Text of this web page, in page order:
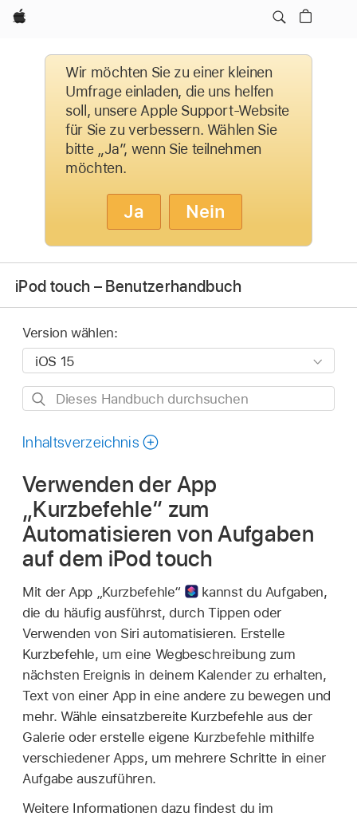
Apple
Wir möchten Sie zu einer kleinen
Umfrage einladen, die uns helfen
soll, unsere Apple Support-Website
für Sie zu verbessern. Wählen Sie
bitte „Ja”, wenn Sie teilnehmen
möchten.
Ja Nein
iPod touch – Benutzerhandbuch
Version wählen:
Dieses
durchsuchen
Inhaltsverzeichnis
Verwenden der App
„Kurzbefehle“ zum
Automatisieren von Aufgaben
auf dem iPod touch
Mit der App „Kurzbefehle“
kannst du Aufgaben,
die du häufig ausführst, durch Tippen oder
Verwenden von Siri automatisieren. Erstelle
Kurzbefehle, um eine Wegbeschreibung zum
nächsten Ereignis in deinem Kalender zu erhalten,
Text von einer App in eine andere zu bewegen und
mehr. Wähle einsatzbereite Kurzbefehle aus der
Galerie oder erstelle eigene Kurzbefehle mithilfe
verschiedener Apps, um mehrere Schritte in einer
Aufgabe auszuführen.
Weitere Informationen dazu findest du im